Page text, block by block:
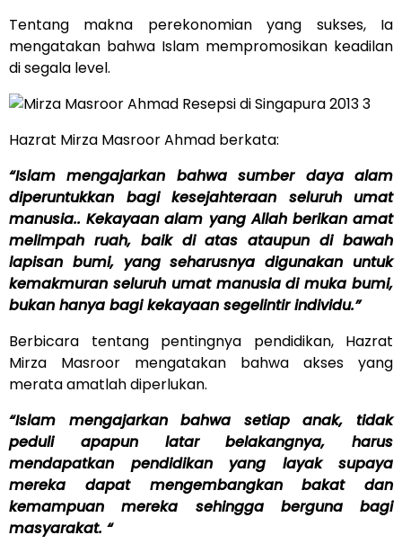
Tentang makna perekonomian yang sukses, Ia
mengatakan bahwa Islam mempromosikan keadilan
di segala level.
Hazrat Mirza Masroor Ahmad berkata:
“Islam mengajarkan bahwa sumber daya alam
diperuntukkan bagi kesejahteraan seluruh umat
manusia.. Kekayaan alam yang Allah berikan amat
melimpah ruah, baik di atas ataupun di bawah
lapisan bumi, yang seharusnya digunakan untuk
kemakmuran seluruh umat manusia di muka bumi,
bukan hanya bagi kekayaan segelintir individu.”
Berbicara tentang pentingnya pendidikan, Hazrat
Mirza Masroor mengatakan bahwa akses yang
merata amatlah diperlukan.
“Islam mengajarkan bahwa setiap anak, tidak
peduli apapun latar belakangnya, harus
mendapatkan pendidikan yang layak supaya
mereka dapat mengembangkan bakat dan
kemampuan mereka sehingga berguna bagi
masyarakat. “